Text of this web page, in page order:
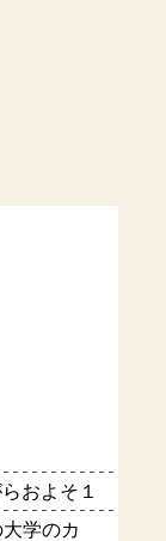
およそ１
学のカ